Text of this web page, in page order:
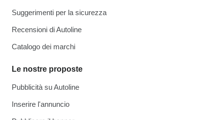
Suggerimenti per la sicurezza
Recensioni di Autoline
Catalogo dei marchi
Le nostre proposte
Pubblicità su Autoline
Inserire l'annuncio